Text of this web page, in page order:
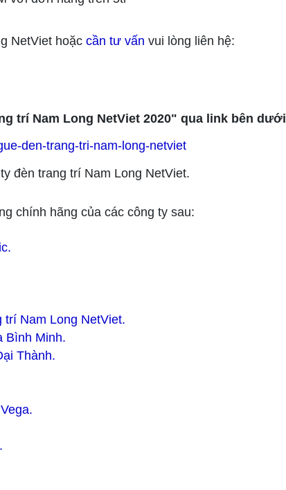
NetViet hoặc cần tư vấn vui lòng liên hệ:
trí Nam Long NetViet 2020" qua link bên dưới
den-trang-tri-nam-long-netviet
đèn trang trí Nam Long NetViet.
chính hãng của các công ty sau:
trí Nam Long NetViet.
Bình Minh.
Thành.